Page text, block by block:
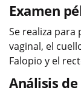
Examen
Se realiza para
vaginal, el
Falopio y el
Análisis de